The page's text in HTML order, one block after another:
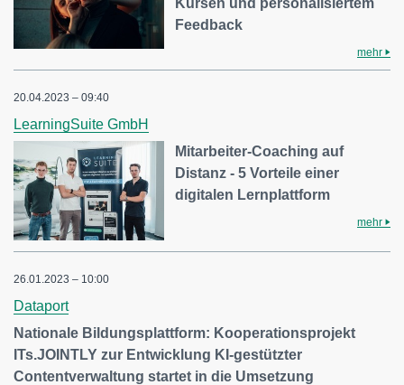
Kursen und personalisiertem
Feedback
mehr
20.04.2023 – 09:40
LearningSuite GmbH
Mitarbeiter-Coaching auf
Distanz - 5 Vorteile einer
digitalen Lernplattform
mehr
26.01.2023 – 10:00
Dataport
Nationale Bildungsplattform: Kooperationsprojekt
ITs.JOINTLY zur Entwicklung KI-gestützter
Contentverwaltung startet in die Umsetzung